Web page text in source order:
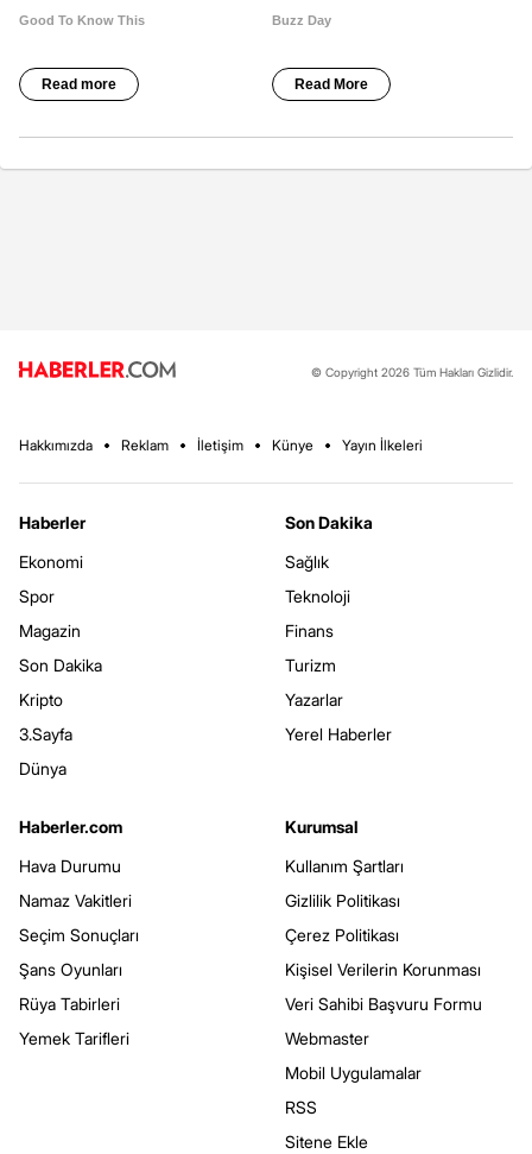
© Copyright 2026 Tüm Hakları Gizlidir.
Hakkımızda Reklam İletişim Künye Yayın İlkeleri
Haberler
Ekonomi
Spor
Magazin
Son Dakika
Kripto
3.Sayfa
Dünya
Son Dakika
Sağlık
Teknoloji
Finans
Turizm
Yazarlar
Yerel Haberler
Haberler.com
Hava Durumu
Namaz Vakitleri
Seçim Sonuçları
Şans Oyunları
Rüya Tabirleri
Yemek Tarifleri
Kurumsal
Kullanım Şartları
Gizlilik Politikası
Çerez Politikası
Kişisel Verilerin Korunması
Veri Sahibi Başvuru Formu
Webmaster
Mobil Uygulamalar
RSS
Sitene Ekle